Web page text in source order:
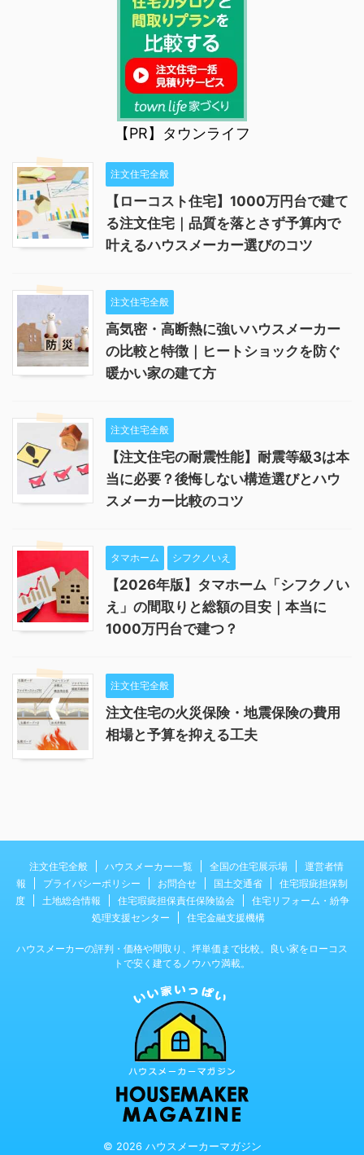
【PR】タウンライフ
注文住宅全般
【ローコスト住宅】1000万円台で建て
る注文住宅｜品質を落とさず予算内で
叶えるハウスメーカー選びのコツ
注文住宅全般
高気密・高断熱に強いハウスメーカー
の比較と特徴｜ヒートショックを防ぐ
暖かい家の建て方
注文住宅全般
【注文住宅の耐震性能】耐震等級3は本
当に必要？後悔しない構造選びとハウ
スメーカー比較のコツ
タマホーム シフクノいえ
【2026年版】タマホーム「シフクノい
え」の間取りと総額の目安｜本当に
1000万円台で建つ？
注文住宅全般
注文住宅の火災保険・地震保険の費用
相場と予算を抑える工夫
注文住宅全般 ハウスメーカー一覧 全国の住宅展示場
運営者情
報
プライバシーポリシー お問合せ 国土交通省
住宅瑕疵担保制
度
土地総合情報 住宅瑕疵担保責任保険協会
住宅リフォーム・紛争
処理支援センター
住宅金融支援機構
ハウスメーカーの評判・価格や間取り、坪単価まで比較。良い家をローコス
トで安く建てるノウハウ満載。
© 2026 ハウスメーカーマガジン